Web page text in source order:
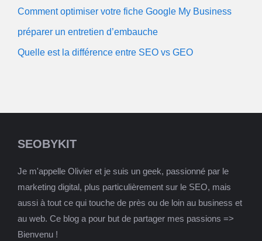
Comment optimiser votre fiche Google My Business
préparer un entretien d’embauche
Quelle est la différence entre SEO vs GEO
SEOBYKIT
Je m'appelle Olivier et je suis un geek, passionné par le
marketing digital, plus particulièrement sur le SEO, mais
aussi à tout ce qui touche de près ou de loin au business et
au web. Ce blog a pour but de partager mes passions =>
Bienvenu !